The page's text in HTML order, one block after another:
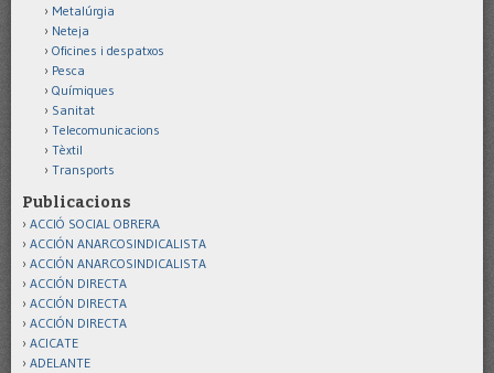
Metalúrgia
Neteja
Oficines i despatxos
Pesca
Químiques
Sanitat
Telecomunicacions
Tèxtil
Transports
Publicacions
ACCIÓ SOCIAL OBRERA
ACCIÓN ANARCOSINDICALISTA
ACCIÓN ANARCOSINDICALISTA
ACCIÓN DIRECTA
ACCIÓN DIRECTA
ACCIÓN DIRECTA
ACICATE
ADELANTE